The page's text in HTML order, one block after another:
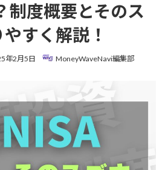
制度概要とそのス
すく解説！
年2月5日 MoneyWaveNavi編集部